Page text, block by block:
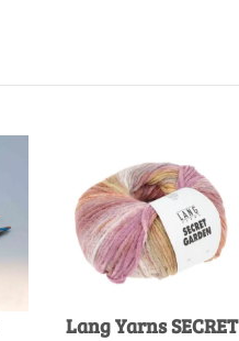
Lang Yarns SECRET